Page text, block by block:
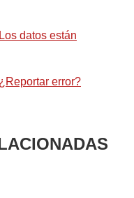
datos están
¿Reportar error?